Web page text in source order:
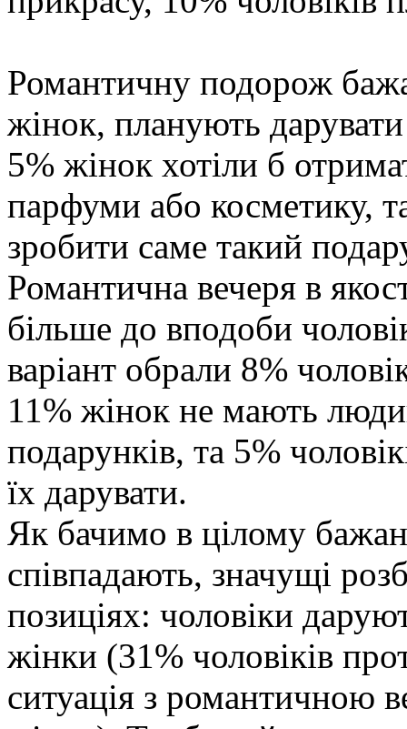
Романтичну подорож
жінок, планують дарувати
5% жінок хотіли б
парфуми або косметику,
зробити саме такий
Романтична вечеря в
більше до вподоби
варіант обрали 8%
11% жінок не мають
подарунків, та 5%
їх дарувати.
Як бачимо в цілому
співпадають, значущі
позиціях: чоловіки
жінки (31% чоловіків
ситуація з романтичною